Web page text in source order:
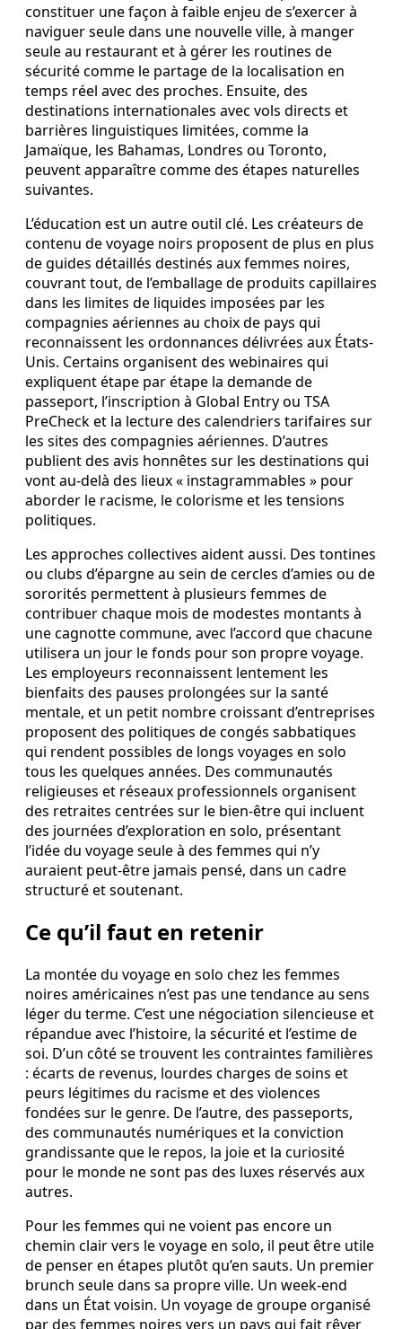
constituer une façon à faible enjeu de s’exercer à
naviguer seule dans une nouvelle ville, à manger
seule au restaurant et à gérer les routines de
sécurité comme le partage de la localisation en
temps réel avec des proches. Ensuite, des
destinations internationales avec vols directs et
barrières linguistiques limitées, comme la
Jamaïque, les Bahamas, Londres ou Toronto,
peuvent apparaître comme des étapes naturelles
suivantes.
L’éducation est un autre outil clé. Les créateurs de
contenu de voyage noirs proposent de plus en plus
de guides détaillés destinés aux femmes noires,
couvrant tout, de l’emballage de produits capillaires
dans les limites de liquides imposées par les
compagnies aériennes au choix de pays qui
reconnaissent les ordonnances délivrées aux États-
Unis. Certains organisent des webinaires qui
expliquent étape par étape la demande de
passeport, l’inscription à Global Entry ou TSA
PreCheck et la lecture des calendriers tarifaires sur
les sites des compagnies aériennes. D’autres
publient des avis honnêtes sur les destinations qui
vont au-delà des lieux « instagrammables » pour
aborder le racisme, le colorisme et les tensions
politiques.
Les approches collectives aident aussi. Des tontines
ou clubs d’épargne au sein de cercles d’amies ou de
sororités permettent à plusieurs femmes de
contribuer chaque mois de modestes montants à
une cagnotte commune, avec l’accord que chacune
utilisera un jour le fonds pour son propre voyage.
Les employeurs reconnaissent lentement les
bienfaits des pauses prolongées sur la santé
mentale, et un petit nombre croissant d’entreprises
proposent des politiques de congés sabbatiques
qui rendent possibles de longs voyages en solo
tous les quelques années. Des communautés
religieuses et réseaux professionnels organisent
des retraites centrées sur le bien‑être qui incluent
des journées d’exploration en solo, présentant
l’idée du voyage seule à des femmes qui n’y
auraient peut‑être jamais pensé, dans un cadre
structuré et soutenant.
Ce qu’il faut en retenir
La montée du voyage en solo chez les femmes
noires américaines n’est pas une tendance au sens
léger du terme. C’est une négociation silencieuse et
répandue avec l’histoire, la sécurité et l’estime de
soi. D’un côté se trouvent les contraintes familières
: écarts de revenus, lourdes charges de soins et
peurs légitimes du racisme et des violences
fondées sur le genre. De l’autre, des passeports,
des communautés numériques et la conviction
grandissante que le repos, la joie et la curiosité
pour le monde ne sont pas des luxes réservés aux
autres.
Pour les femmes qui ne voient pas encore un
chemin clair vers le voyage en solo, il peut être utile
de penser en étapes plutôt qu’en sauts. Un premier
brunch seule dans sa propre ville. Un week‑end
dans un État voisin. Un voyage de groupe organisé
par des femmes noires vers un pays qui fait rêver